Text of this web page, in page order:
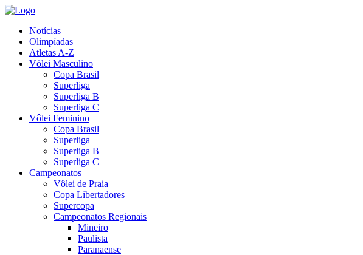
Notícias
Olimpíadas
Atletas A-Z
Vôlei Masculino
Copa Brasil
Superliga
Superliga B
Superliga C
Vôlei Feminino
Copa Brasil
Superliga
Superliga B
Superliga C
Campeonatos
Vôlei de Praia
Copa Libertadores
Supercopa
Campeonatos Regionais
Mineiro
Paulista
Paranaense